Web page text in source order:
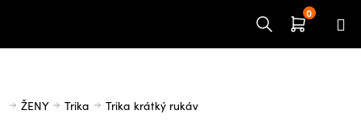
Domů
ŽENY Trika Trika krátký rukáv